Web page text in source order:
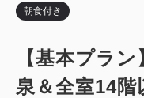
スタンダード
獲得ポイント 633~
禁煙
朝食付き
【基本プラ
泉＆全室14階